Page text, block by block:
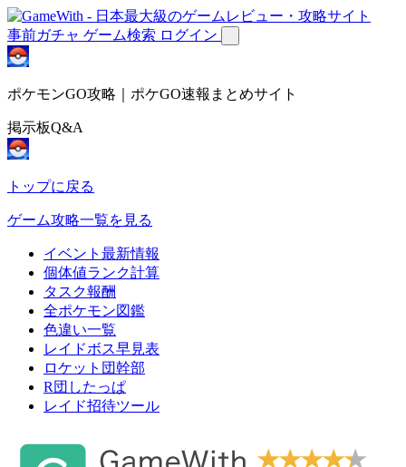
事前ガチャ ゲーム検索 ログイン
ポケモンGO攻略｜ポケGO速報まとめサイト
掲示板Q&A
トップに戻る
ゲーム攻略一覧を見る
イベント最新情報
個体値ランク計算
タスク報酬
全ポケモン図鑑
色違い一覧
レイドボス早見表
ロケット団幹部
R団したっぱ
レイド招待ツール